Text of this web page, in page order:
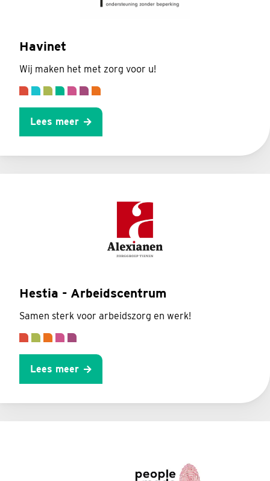
Havinet
Wij maken het met zorg voor u!
Lees meer
Hestia - Arbeidscentrum
Samen sterk voor arbeidszorg en werk!
Lees meer